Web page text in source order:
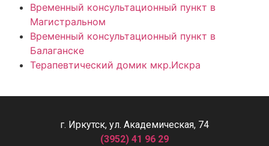
Временный консультационный пункт в
Магистральном
Временный консультационный пункт в
Балаганске
Терапевтический домик мкр.Искра
г. Иркутск, ул. Академическая, 74
(3952) 41 96 29